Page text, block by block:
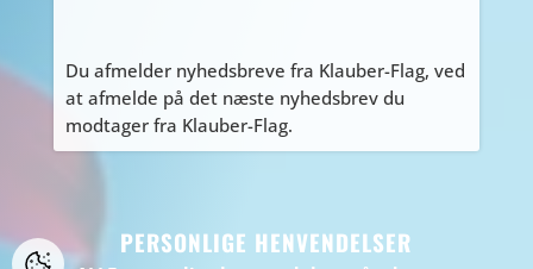
Du afmelder nyhedsbreve fra Klauber-Flag, ved
at afmelde på det næste nyhedsbrev du
modtager fra Klauber-Flag.
PERSONLIGE HENVENDELSER